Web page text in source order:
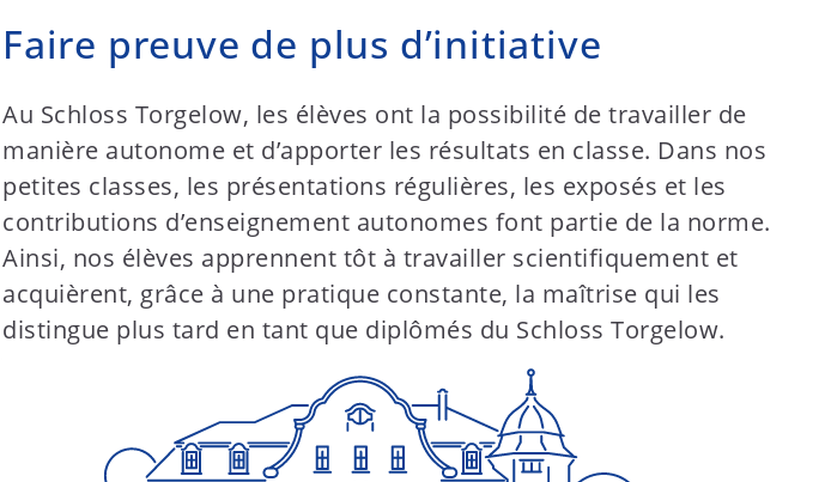
Faire preuve de plus d’initiative
Au Schloss Torgelow, les élèves ont la possibilité de travailler de
manière autonome et d’apporter les résultats en classe. Dans nos
petites classes, les présentations régulières, les exposés et les
contributions d’enseignement autonomes font partie de la norme.
Ainsi, nos élèves apprennent tôt à travailler scientifiquement et
acquièrent, grâce à une pratique constante, la maîtrise qui les
distingue plus tard en tant que diplômés du Schloss Torgelow.